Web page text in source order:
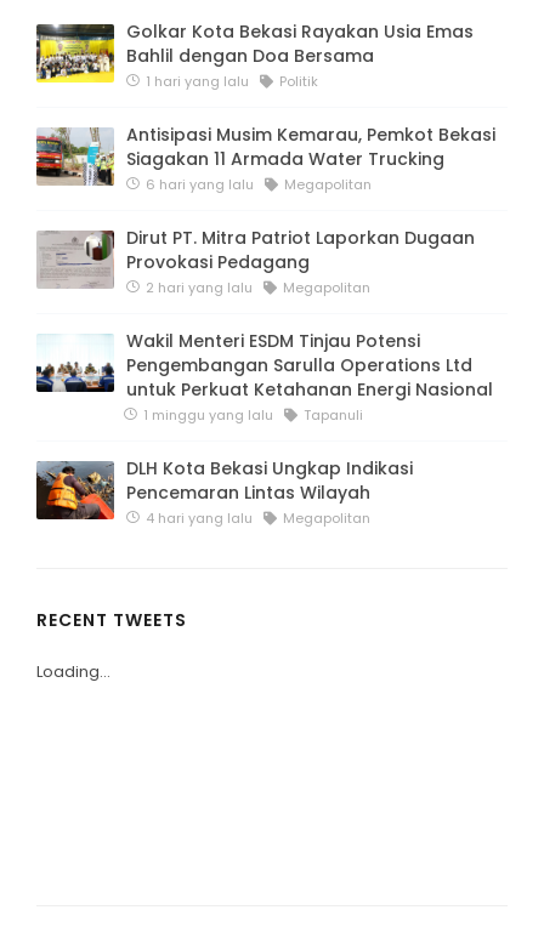
Golkar Kota Bekasi Rayakan Usia Emas
Bahlil dengan Doa Bersama
1 hari yang lalu Politik
Antisipasi Musim Kemarau, Pemkot Bekasi
Siagakan 11 Armada Water Trucking
6 hari yang lalu Megapolitan
Dirut PT. Mitra Patriot Laporkan Dugaan
Provokasi Pedagang
2 hari yang lalu Megapolitan
Wakil Menteri ESDM Tinjau Potensi
Pengembangan Sarulla Operations Ltd
untuk Perkuat Ketahanan Energi Nasional
1 minggu yang lalu Tapanuli
DLH Kota Bekasi Ungkap Indikasi
Pencemaran Lintas Wilayah
4 hari yang lalu Megapolitan
RECENT TWEETS
Loading...